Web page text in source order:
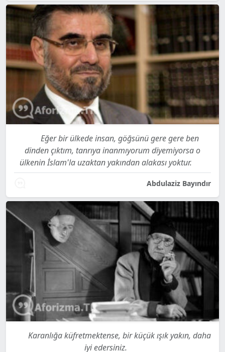
Eğer bir ülkede insan, göğsünü gere gere ben
dinden çıktım, tanrıya inanmıyorum diyemiyorsa o
ülkenin İslam'la uzaktan yakından alakası yoktur.
Abdulaziz Bayındır
Karanlığa küfretmektense, bir küçük ışık yakın, daha
iyi edersiniz.